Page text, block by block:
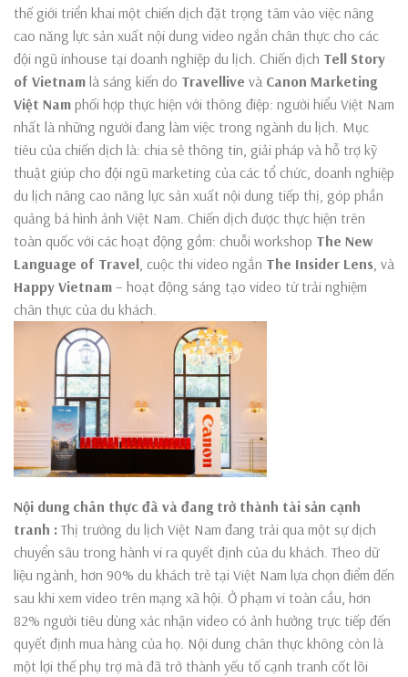
thế giới triển khai một chiến dịch đặt trọng tâm vào việc nâng
cao năng lực sản xuất nội dung video ngắn chân thực cho các
đội ngũ inhouse tại doanh nghiệp du lịch. Chiến dịch Tell Story
of Vietnam là sáng kiến do Travellive và Canon Marketing
Việt Nam phối hợp thực hiện với thông điệp: người hiểu Việt Nam
nhất là những người đang làm việc trong ngành du lịch. Mục
tiêu của chiến dịch là: chia sẻ thông tin, giải pháp và hỗ trợ kỹ
thuật giúp cho đội ngũ marketing của các tổ chức, doanh nghiệp
du lịch nâng cao năng lực sản xuất nội dung tiếp thị, góp phần
quảng bá hình ảnh Việt Nam. Chiến dịch được thực hiện trên
toàn quốc với các hoạt động gồm: chuỗi workshop The New
Language of Travel , cuộc thi video ngắn The Insider Lens , và
Happy Vietnam – hoạt động sáng tạo video từ trải nghiệm
chân thực của du khách.
Nội dung chân thực đã và đang trở thành tài sản cạnh
tranh : Thị trường du lịch Việt Nam đang trải qua một sự dịch
chuyển sâu trong hành vi ra quyết định của du khách. Theo dữ
liệu ngành, hơn 90% du khách trẻ tại Việt Nam lựa chọn điểm đến
sau khi xem video trên mạng xã hội. Ở phạm vi toàn cầu, hơn
82% người tiêu dùng xác nhận video có ảnh hưởng trực tiếp đến
quyết định mua hàng của họ. Nội dung chân thực không còn là
một lợi thế phụ trợ mà đã trở thành yếu tố cạnh tranh cốt lõi